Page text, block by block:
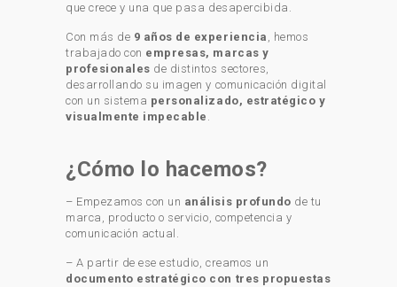
que crece y una que pasa desapercibida.
Con más de 9 años de experiencia , hemos
trabajado con empresas, marcas y
profesionales de distintos sectores,
desarrollando su imagen y comunicación digital
con un sistema personalizado, estratégico y
visualmente impecable .
¿Cómo lo hacemos?
– Empezamos con un análisis profundo de tu
marca, producto o servicio, competencia y
comunicación actual.
– A partir de ese estudio, creamos un
documento estratégico con tres propuestas